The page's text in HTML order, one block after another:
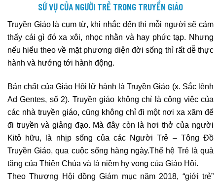
SỨ VỤ CỦA NGƯỜI TRẺ TRONG TRUYỀN GIÁO
Truyền Giáo là cụm từ, khi nhắc đến thì mỗi người sẽ cảm
thấy cái gì đó xa xôi, nhọc nhằn và hay phức tạp. Nhưng
nếu hiểu theo về mặt phương diện đời sống thì rất dễ thực
hành và hướng tới hành động.
Bản chất của Giáo Hội lữ hành là Truyền Giáo (x. Sắc lệnh
Ad Gentes, số 2). Truyền giáo không chỉ là công việc của
các nhà truyền giáo, cũng không chỉ đi một nơi xa xăm để
đi truyền và giảng đạo. Mà đây còn là hơi thở của người
Kitô hữu, là nhịp sống của các Người Trẻ – Tông Đồ
Truyền Giáo, qua cuộc sống hàng ngày.Thế hệ Trẻ là quà
tặng của Thiên Chúa và là niềm hy vọng của Giáo Hội.
Theo Thượng Hội đồng Giám mục năm 2018, “giới trẻ”